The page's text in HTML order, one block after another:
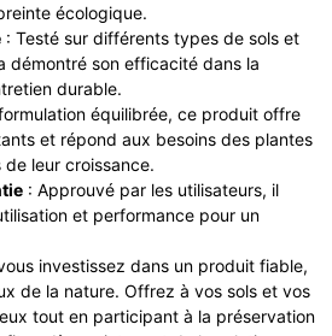
écologique.
: Testé sur différents types de sols et
démontré son efficacité dans la
durable.
équilibrée, ce produit offre
et répond aux besoins des plantes
leur croissance.
: Approuvé par les utilisateurs, il
et performance pour un
investissez dans un produit fiable,
de la nature. Offrez à vos sols et vos
tout en participant à la préservation